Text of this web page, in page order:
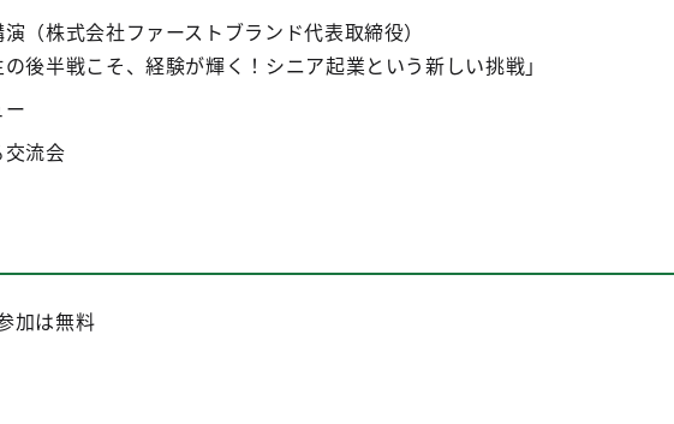
（株式会社ファーストブランド代表取締役）
後半戦こそ、経験が輝く！シニア起業という新しい挑戦」
流会
加は無料